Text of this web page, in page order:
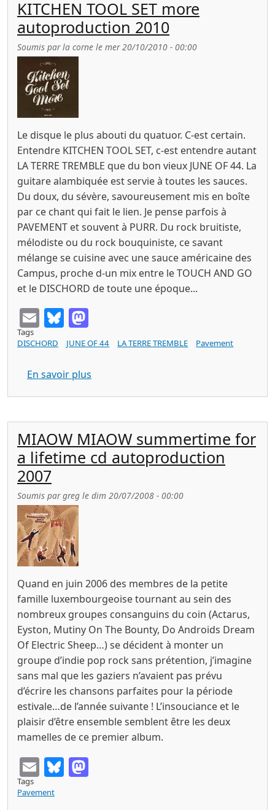
KITCHEN TOOL SET more
autoproduction 2010
Soumis parla corne le mer 20/10/2010 - 00:00
Le disque le plus abouti du quatuor. C-est certain.
Entendre KITCHEN TOOL SET, c-est entendre autant
LA TERRE TREMBLE que du bon vieux JUNE OF 44. La
guitare alambiquée est servie à toutes les sauces.
Du doux, du sévère, savoureusement mis en boîte
par ce chant qui fait le lien. Je pense parfois à
PAVEMENT et souvent à PURR. Du rock bruitiste,
mélodiste ou du rock bouquiniste, ce savant
mélange se cuisine avec une sauce américaine des
Campus, proche d-un mix entre le TOUCH AND GO
et le DISCHORD de toute une époque...
EmailBluesky
Tags
DISCHORD
JUNE OF 44 LA TERRE TREMBLE Pavement
En savoir plus
MIAOW MIAOW summertime for
a lifetime cd autoproduction
2007
Soumis pargreg le dim 20/07/2008 - 00:00
Quand en juin 2006 des membres de la petite
famille luxembourgeoise tournant au sein des
nombreux groupes consanguins du coin (Actarus,
Eyston, Mutiny On The Bounty, Do Androids Dream
Of Electric Sheep…) se décident à monter un
groupe d’indie pop rock sans prétention, j’imagine
sans mal que les gaziers n’avaient pas prévu
d’écrire les chansons parfaites pour la période
estivale…de l’année suivante ! L’insouciance et le
plaisir d’être ensemble semblent être les deux
mamelles de ce premier album.
EmailBluesky
Tags
Pavement